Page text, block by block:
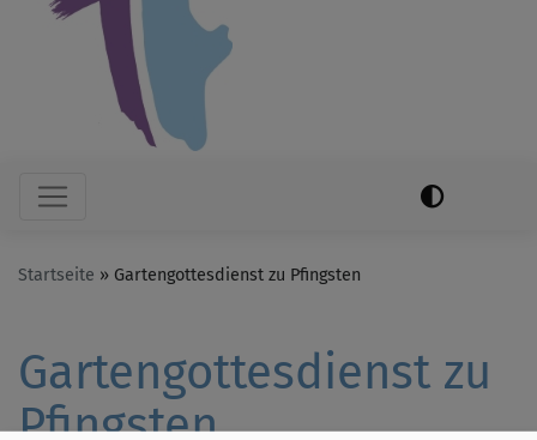
Hauptnavigation
Startseite Gartengottesdienst zu Pfingsten
Gartengottesdienst zu
Pfingsten